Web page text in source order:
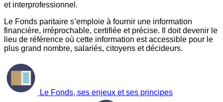
et interprofessionnel.
Le Fonds paritaire s’emploie à fournir une information
financière, irréprochable, certifiée et précise. Il doit devenir le
lieu de référence où cette information est accessible pour le
plus grand nombre, salariés, citoyens et décideurs.
Le Fonds, ses enjeux et ses principes